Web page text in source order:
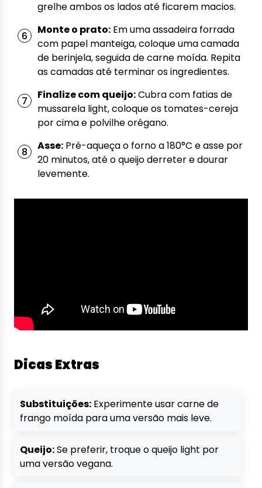
grelhe ambos os lados até ficarem macios.
Monte o prato: Em uma assadeira forrada
com papel manteiga, coloque uma camada
de berinjela, seguida de carne moída. Repita
as camadas até terminar os ingredientes.
Finalize com queijo:Cubra com fatias de
mussarela light, coloque os tomates-cereja
por cima e polvilhe orégano.
Asse: Pré-aqueça o forno a 180°C e asse por
20 minutos, até o queijo derreter e dourar
levemente.
Dicas Extras
Substituições: Experimente usar carne de
frango moída para uma versão mais leve.
Queijo:Se preferir, troque o queijo light por
uma versão vegana.